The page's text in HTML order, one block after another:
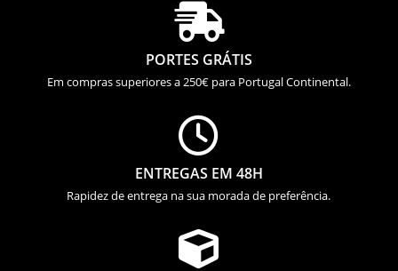

PORTES GRÁTIS
Em compras superiores a 250€ para Portugal Continental.

ENTREGAS EM 48H
Rapidez de entrega na sua morada de preferência.
